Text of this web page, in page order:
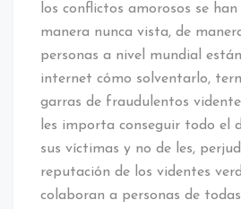
los conflictos amorosos se
manera nunca vista, de
personas a nivel mundial
internet cómo solventarlo,
garras de fraudulentos
les importa conseguir todo el
sus víctimas y no de les,
reputación de los videntes
colaboran a personas de